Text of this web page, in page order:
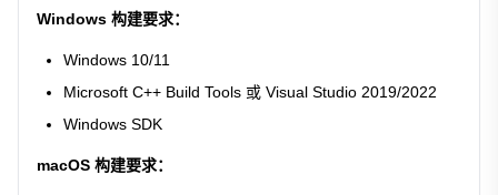
Windows 构建要求：
Windows 10/11
Microsoft C++ Build Tools 或 Visual Studio 2019/2022
Windows SDK
macOS 构建要求：